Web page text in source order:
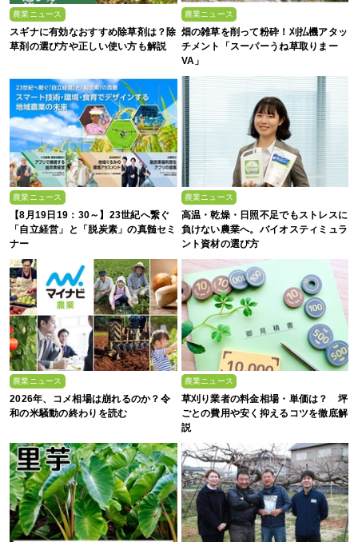
農業ニュース
スギナに有効なおすすめ除草剤は？除
草剤の選び方や正しい使い方も解説
農業ニュース
畑の雑草を削って粉砕！刈払機アタッ
チメント「スーパーうね草取りまー
VA」
農業ニュース
【8月19日19：30～】23世紀へ繋ぐ
「自立経営」と「脱炭素」の真髄セミ
ナー
農業ニュース
高温・乾燥・日照不足でもストレスに
負けない農業へ。バイオスティミュラ
ント資材の選び方
農業ニュース
2026年、コメ相場は崩れるのか？令
和の米騒動の終わりを読む
農業ニュース
草刈り業者の料金相場・単価は？ 坪
ごとの費用や安く抑えるコツを徹底解
説